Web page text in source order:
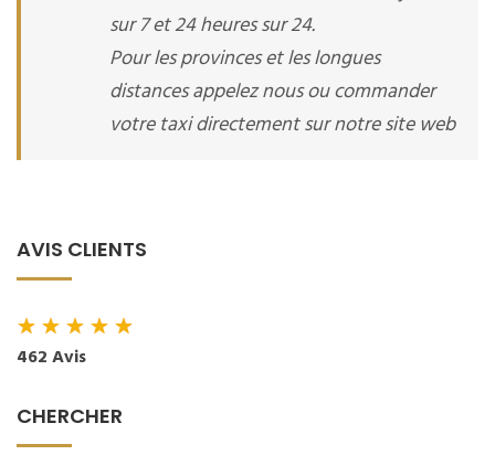
sur 7 et 24 heures sur 24.
Pour les provinces et les longues
distances appelez nous ou commander
votre taxi directement sur notre site web
AVIS CLIENTS
★★★★★
462 Avis
CHERCHER